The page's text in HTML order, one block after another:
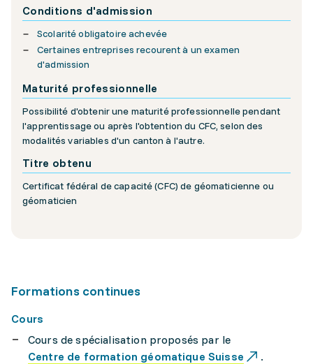
Conditions d'admission
Scolarité obligatoire achevée
Certaines entreprises recourent à un examen
d'admission
Maturité professionnelle
Possibilité d'obtenir une maturité professionnelle pendant
l'apprentissage ou après l'obtention du CFC, selon des
modalités variables d'un canton à l'autre.
Titre obtenu
Certificat fédéral de capacité (CFC) de géomaticienne ou
géomaticien
Formations continues
Cours
Cours de spécialisation proposés par le
Centre de formation géomatique Suisse
.